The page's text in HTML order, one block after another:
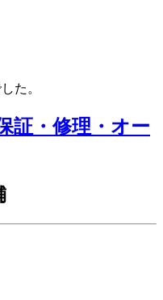
た。
証・修理・オー